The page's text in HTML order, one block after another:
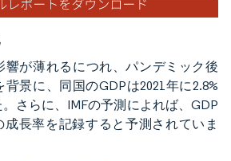
響が薄れるにつれ、パンデミック後
景に、同国のGDPは2021年に2.8%
さらに、IMFの予測によれば、GDP
成長率を記録すると予測されていま